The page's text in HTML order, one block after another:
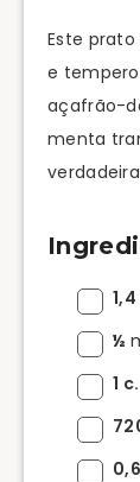
Este
e
açafrão-
menta
1,4
½
1